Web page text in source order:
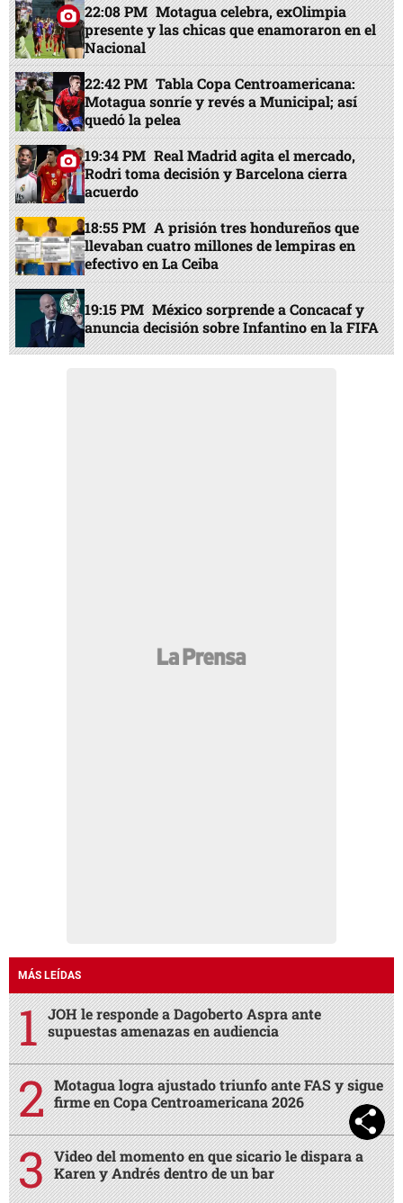
22:08 PM Motagua celebra, exOlimpia
presente y las chicas que enamoraron en el
Nacional
22:42 PM Tabla Copa Centroamericana:
Motagua sonríe y revés a Municipal; así
quedó la pelea
19:34 PM Real Madrid agita el mercado,
Rodri toma decisión y Barcelona cierra
acuerdo
18:55 PM A prisión tres hondureños que
llevaban cuatro millones de lempiras en
efectivo en La Ceiba
19:15 PM México sorprende a Concacaf y
anuncia decisión sobre Infantino en la FIFA
MÁS LEÍDAS
JOH le responde a Dagoberto Aspra ante
supuestas amenazas en audiencia
Motagua logra ajustado triunfo ante FAS y sigue
firme en Copa Centroamericana 2026
Video del momento en que sicario le dispara a
Karen y Andrés dentro de un bar